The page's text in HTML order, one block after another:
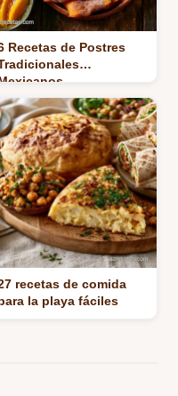
Recetas de Postres
recetas de comida
la playa fáciles